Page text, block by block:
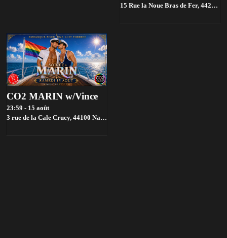
15 Rue la Noue Bras de Fer, 44200 Nantes, France,
CO2 MARIN w/Vince
23:59 - 15 août
3 rue de la Cale Crucy, 44100 Nantes, France,